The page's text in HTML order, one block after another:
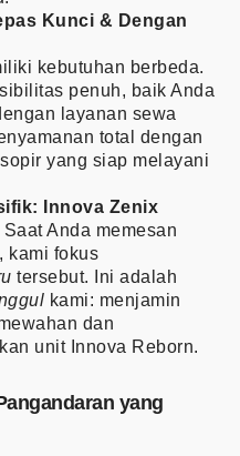
Kunci & Dengan
kebutuhan berbeda.
penuh, baik Anda
layanan sewa
total dengan
yang siap melayani
Innova Zenix
Anda memesan
kami fokus
tersebut. Ini adalah
kami: menjamin
dan
unit Innova Reborn.
yang